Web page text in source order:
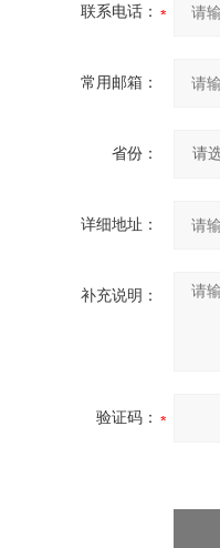
联系电话：
常用邮箱：
省份：
详细地址：
补充说明：
验证码：